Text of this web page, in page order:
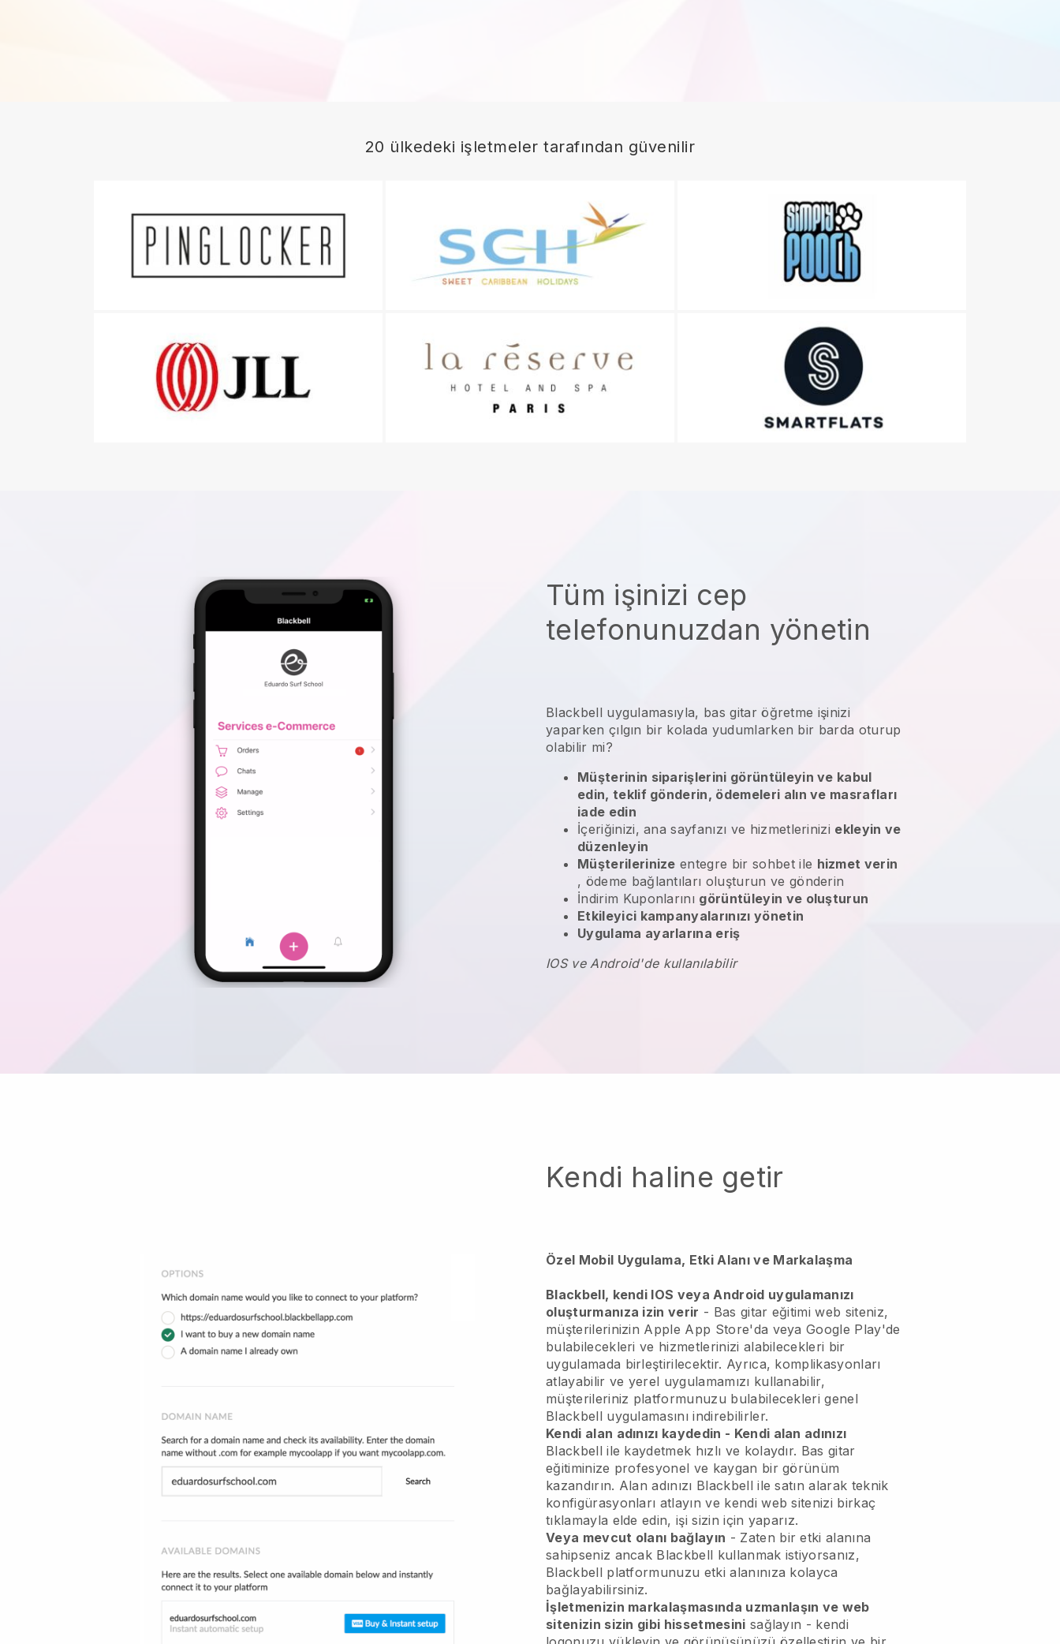
20 ülkedeki işletmeler tarafından güvenilir
Tüm işinizi cep
telefonunuzdan yönetin
Blackbell uygulamasıyla, bas gitar öğretme işinizi
yaparken çılgın bir kolada yudumlarken bir barda oturup
olabilir mi?
Müşterinin siparişlerini görüntüleyin ve kabul
edin, teklif gönderin, ödemeleri alın ve masrafları
iade edin
İçeriğinizi, ana sayfanızı ve hizmetlerinizi ekleyin ve
düzenleyin
Müşterilerinize entegre bir sohbet ile hizmet verin
, ödeme bağlantıları oluşturun ve gönderin
İndirim Kuponlarını görüntüleyin ve oluşturun
Etkileyici kampanyalarınızı yönetin
Uygulama ayarlarına eriş
IOS ve Android'de kullanılabilir
Kendi haline getir
Özel Mobil Uygulama, Etki Alanı ve Markalaşma
Blackbell, kendi IOS veya Android uygulamanızı
oluşturmanıza izin verir - Bas gitar eğitimi web siteniz,
müşterilerinizin Apple App Store'da veya Google Play'de
bulabilecekleri ve hizmetlerinizi alabilecekleri bir
uygulamada birleştirilecektir. Ayrıca, komplikasyonları
atlayabilir ve yerel uygulamamızı kullanabilir,
müşterileriniz platformunuzu bulabilecekleri genel
Blackbell uygulamasını indirebilirler.
Kendi alan adınızı kaydedin - Kendi alan adınızı
Blackbell ile kaydetmek hızlı ve kolaydır. Bas gitar
eğitiminize profesyonel ve kaygan bir görünüm
kazandırın. Alan adınızı Blackbell ile satın alarak teknik
konfigürasyonları atlayın ve kendi web sitenizi birkaç
tıklamayla elde edin, işi sizin için yaparız.
Veya mevcut olanı bağlayın - Zaten bir etki alanına
sahipseniz ancak Blackbell kullanmak istiyorsanız,
Blackbell platformunuzu etki alanınıza kolayca
bağlayabilirsiniz.
İşletmenizin markalaşmasında uzmanlaşın ve web
sitenizin sizin gibi hissetmesini sağlayın - kendi